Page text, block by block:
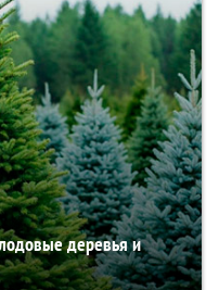
деревья и